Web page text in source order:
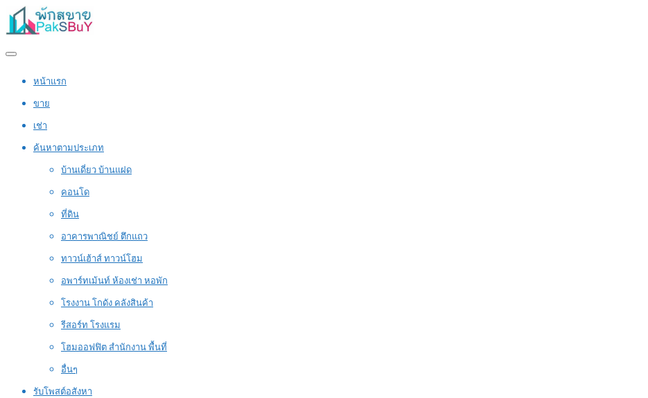
หน้าแรก
ขาย
เช่า
ค้นหาตามประเภท
บ้านเดี่ยว บ้านแฝด
คอนโด
ที่ดิน
อาคารพาณิชย์ ตึกแถว
ทาวน์เฮ้าส์ ทาวน์โฮม
อพาร์ทเม้นท์ ห้องเช่า หอพัก
โรงงาน โกดัง คลังสินค้า
รีสอร์ท โรงแรม
โฮมออฟฟิต สำนักงาน พื้นที่
อื่นๆ
รับโพสต์อสังหา